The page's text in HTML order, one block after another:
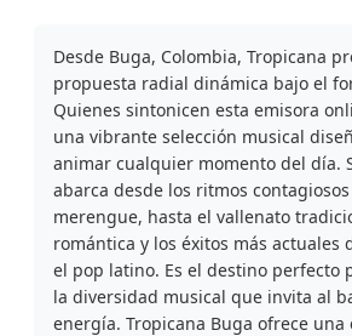
Desde Buga, Colombia, Tropicana
propuesta radial dinámica bajo el
Quienes sintonicen esta emisora
una vibrante selección musical
animar cualquier momento del día.
abarca desde los ritmos
merengue, hasta el vallenato
romántica y los éxitos más actuales
el pop latino. Es el destino perfecto
la diversidad musical que invita al
energía. Tropicana Buga ofrece una